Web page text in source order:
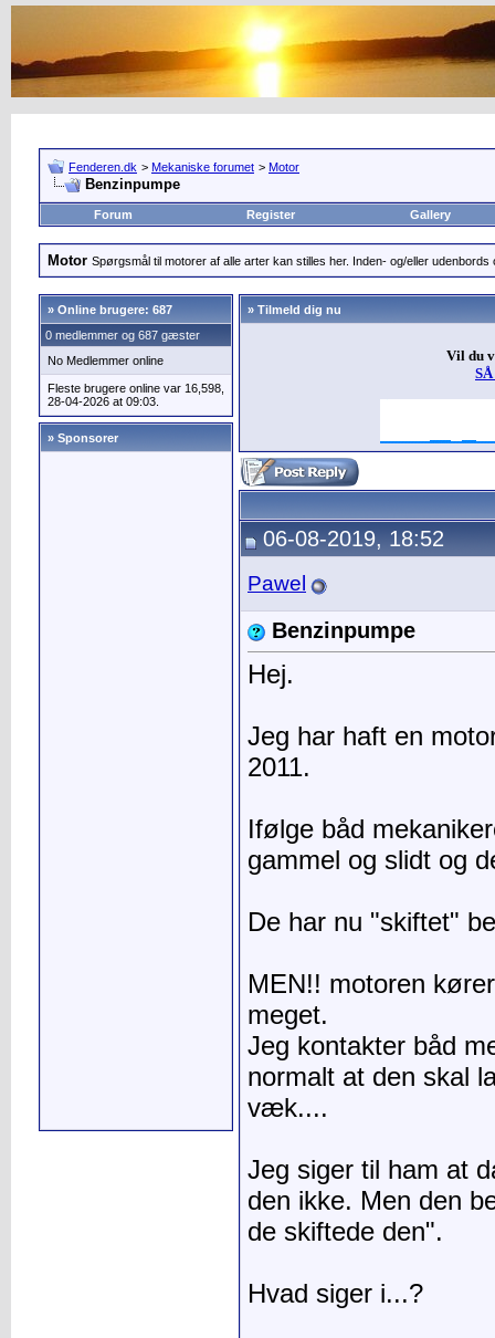
Fenderen.dk > Mekaniske forumet > Motor
Benzinpumpe
Forum Register Gallery
Motor Spørgsmål til motorer af alle arter kan stilles her. Inden- og/eller
» Online brugere: 687
0 medlemmer og 687 gæster
No Medlemmer online
Fleste brugere online var 16,598,
28-04-2026 at 09:03.
» Sponsorer
» Tilmeld dig nu
Vil du
06-08-2019, 18:52
Pawel
Benzinpumpe
Hej.
Jeg har haft en
2011.
Ifølge båd
gammel og slidt og
De har nu "skiftet"
MEN!! motoren
meget.
Jeg kontakter båd
normalt at den skal
væk....
Jeg siger til ham at
den ikke. Men den
de skiftede den".
Hvad siger i...?